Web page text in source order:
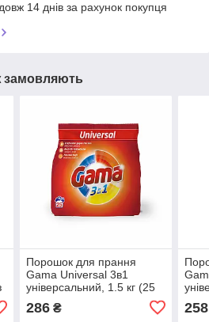
14 днів за рахунок покупця
замовляють
Порошок для прання
Gama Universal 3в1
універсальний, 1.5 кг (25
286₴ 258